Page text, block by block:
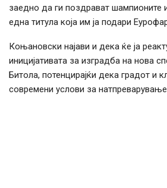
заедно да ги поздрават шампионите
една титула која им ја подари
Коњановски најави и дека ќе ја
иницијативата за изградба на нова
Битола, потенцирајќи дека градот и
современи услови за натпреварување